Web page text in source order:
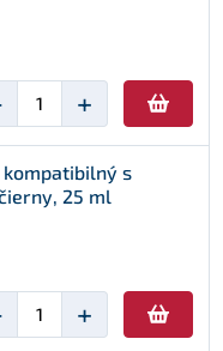
+
kompatibilný s
25 ml
+